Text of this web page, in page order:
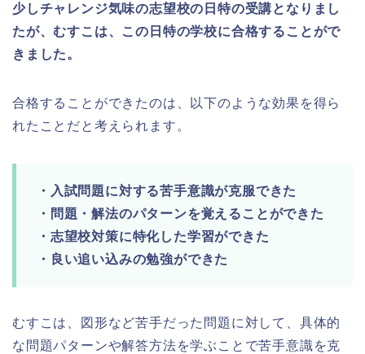
少しチャレンジ気味の志望校の日特の受講となりまし
たが、むすこは、この日特の学校に合格することがで
きました。
合格することができたのは、以下のような効果を得ら
れたことだと考えられます。
・入試問題に対する苦手意識が克服できた
・問題・解法のパターンを覚えることができた
・志望校対策に特化した学習ができた
・良い追い込みの勉強ができた
むすこは、図形など苦手だった問題に対して、具体的
な問題パターンや解答方法を学ぶことで苦手意識を克